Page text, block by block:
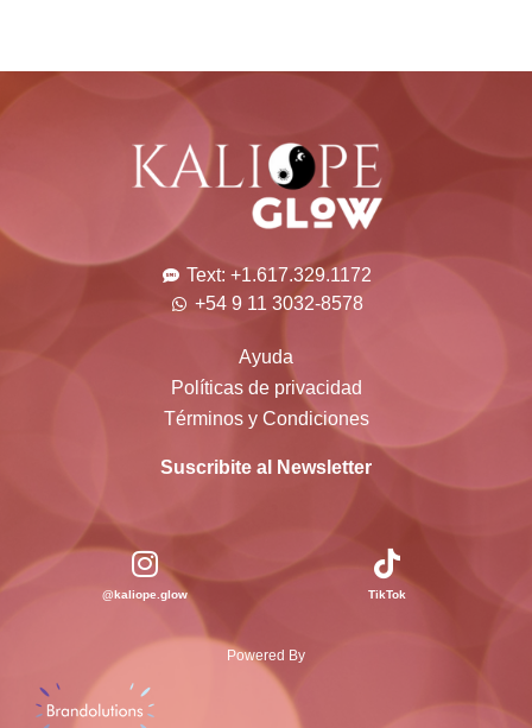
Text: +1.617.329.1172
+54 9 11 3032-8578
Ayuda
Políticas de privacidad
Términos y Condiciones
Suscribite al Newsletter
@kaliope.glow TikTok
Powered By